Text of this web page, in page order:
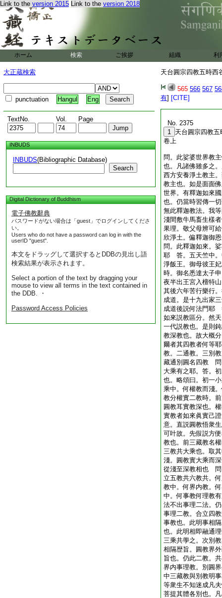
Link to the version 2015 Link to the version 2018
ホーム 検索 ご挨拶 組織 利
大正蔵検索
punctuation Hangul Eng
TextNo. Vol. Page
INBUDS
INBUDS(Bibliographic Database)
Search
Digital Dictionary of Buddhism
電子佛教辭典
パスワードがない場合は「guest」でログインしてくださ
い。
Users who do not have a password can log in with the
userID "guest".
本文をドラッグして選択するとDDBの見出し語
検索結果が表示されます。
Select a portion of the text by dragging your
mouse to view all terms in the text contained in
the DDB. ・
Password Access Policies
天台圓宗四教五時西
565 566 567
有] [CITE]
No. 2375
1 天台圓宗四教
卷上
問。此娑婆世界教
也。凡諸佛雖多之
西方安養淨土教主
教主也。如是面面
世界。有釋迦如來
也。仍當時習傳一
無此釋迦教法。我
淺間敷牛馬畜生樣
果理。敬父母辨可
欣淨土。偏釋迦御
問。此釋迦如來。
耶 答。五天竺中。
淨飯王。御母彼王
時。御名悉達太子
夜半出王宮入檀特
其後六年苦行樂行
成道。是十九出家
成道後説何法門耶
如來説教區分。然
一代説教也。是則
教深教也。故大概
爾者其四教者何等
教。二通教。三別
藏通別圓名四教 問
大乘有之耶。答。
也。略頌曰。初一
乘中。何權教而淺
教分權實二教時。
圓教耳實教深也。
實教者如來眞實己
意。直説圓教悟衆
可叶故。先假説方
教也。前三藏教名
三教共大乘也。取
淺。圓教實大乘而
從淺至深教相也 問
立五教共六教共。
教中。何界内教。
中。何事教何理教
法不出事理二法。
事理二教。合立四
事教也。此明事相
也。此明相即融通
三乘共學之。次別
相隔歴旨。圓教界
旨也。仍此二教。
界内事理教。別圓
中三藏教與別教明
等衆生不知迷成凡
菩提其體各別也。